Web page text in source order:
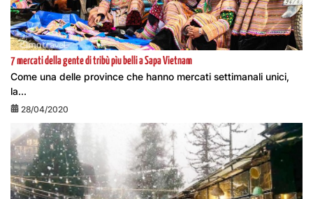
7 mercati della gente di tribù pìu belli a Sapa Vietnam
Come una delle province che hanno mercati settimanali unici,
la...
28/04/2020